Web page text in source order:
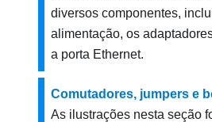
diversos componentes,
alimentação, os
a porta Ethernet.
Comutadores, jumpers e
As ilustrações nesta seção